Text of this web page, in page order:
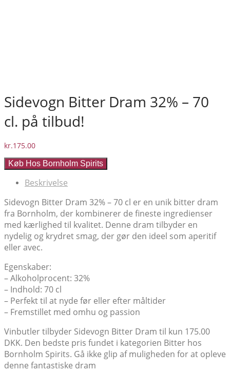
Sidevogn Bitter Dram 32% – 70
cl. på tilbud!
kr.175.00
Køb Hos Bornholm Spirits
Beskrivelse
Sidevogn Bitter Dram 32% – 70 cl er en unik bitter dram
fra Bornholm, der kombinerer de fineste ingredienser
med kærlighed til kvalitet. Denne dram tilbyder en
nydelig og krydret smag, der gør den ideel som aperitif
eller avec.
Egenskaber:
– Alkoholprocent: 32%
– Indhold: 70 cl
– Perfekt til at nyde før eller efter måltider
– Fremstillet med omhu og passion
Vinbutler tilbyder Sidevogn Bitter Dram til kun 175.00
DKK. Den bedste pris fundet i kategorien Bitter hos
Bornholm Spirits. Gå ikke glip af muligheden for at opleve
denne fantastiske dram